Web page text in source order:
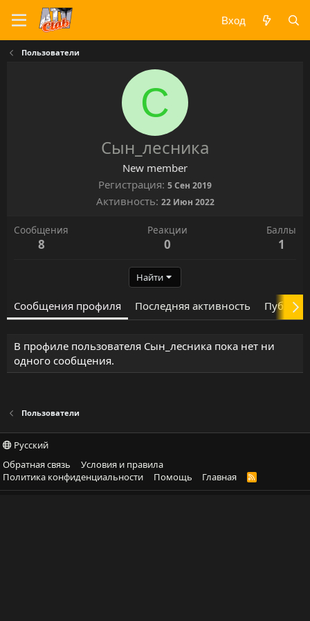
Вход
Пользователи
С
Сын_лесника
New member
Регистрация 5 Сен 2019
Активность 22 Июн 2022
Сообщения
8
Реакции
0
Баллы
1
Найти
Сообщения профиля Последняя активность
В профиле пользователя Сын_лесника пока нет ни
одного сообщения.
Пользователи
Русский
Обратная связь
Условия и правила
Политика конфиденциальности
Помощь Главная
R